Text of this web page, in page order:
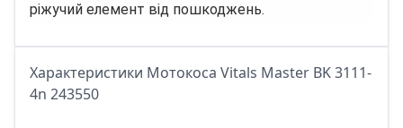
ріжучий елемент від пошкоджень.
Характеристики Мотокоса Vitals Master BK 3111-
4n 243550